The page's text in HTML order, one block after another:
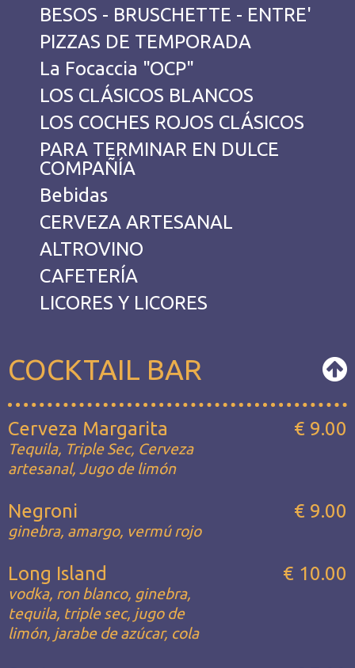
BESOS - BRUSCHETTE - ENTRE'
PIZZAS DE TEMPORADA
La Focaccia "OCP"
LOS CLÁSICOS BLANCOS
LOS COCHES ROJOS CLÁSICOS
PARA TERMINAR EN DULCE
COMPAÑÍA
Bebidas
CERVEZA ARTESANAL
ALTROVINO
CAFETERÍA
LICORES Y LICORES
COCKTAIL BAR
Cerveza Margarita
Tequila, Triple Sec, Cerveza
artesanal, Jugo de limón
€ 9.00
Negroni
ginebra, amargo, vermú rojo
€ 9.00
Long Island
vodka, ron blanco, ginebra,
tequila, triple sec, jugo de
limón, jarabe de azúcar, cola
€ 10.00